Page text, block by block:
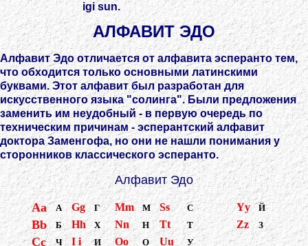
igi sun.
АЛФАВИТ ЭДО
Алфавит Эдо отличается от алфавита эсперанто тем,
что обходится только основными латинскими
буквами. Этот алфавит был разработан для
искусственного языка "солинга". Были предложения
заменить им неудобный - в первую очередь по
техническим причинам - эсперантский алфавит
доктора Заменгофа, но они не нашли понимания у
сторонников классического эсперанто.
Алфавит Эдо
Aa
А Gg Г Mm М Ss С Yy Й
Bb Б Hh Х Nn Н Tt Т Zz З
Cc Ч I i И Oo О Uu У